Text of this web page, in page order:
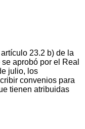
23.2 b) de la
aprobó por el Real
julio, los
convenios para
tienen atribuidas